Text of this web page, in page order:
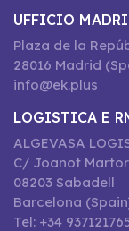
UFFICIO
Plaza de la
28016 Madrid
info@ek.plus
LOGISTICA E
ALGEVASA
C/ Joanot
08203 Sabadell
Barcelona
Tel: +34